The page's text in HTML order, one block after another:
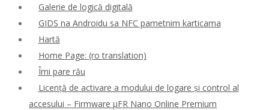
Galerie de logică digitală
GIDS na Androidu sa NFC pametnim karticama
Hartă
Home Page: (ro translation)
Îmi pare rău
Licență de activare a modului de logare și control al
accesului – Firmware μFR Nano Online Premium